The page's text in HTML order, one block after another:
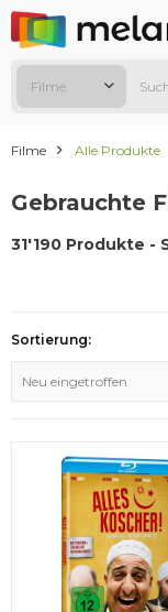
Filme
Filme Alle Produkte
Gebrauchte
31'190 Produkte -
Sortierung:
Neu eingetroffen